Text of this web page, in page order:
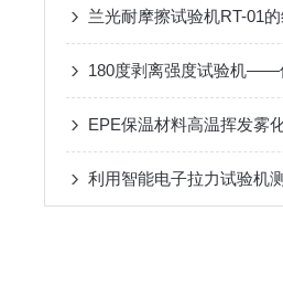
180度剥离强度试验机——